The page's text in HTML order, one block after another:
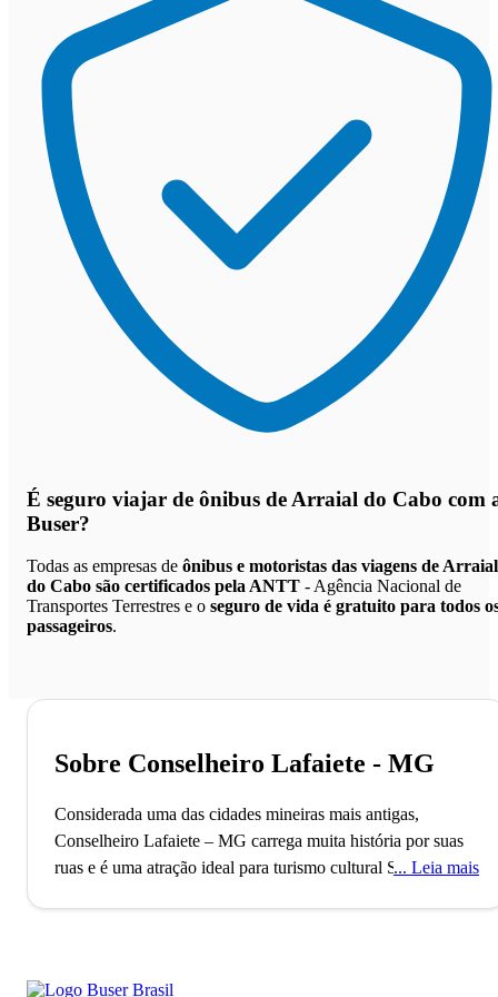
É seguro viajar de ônibus de Arraial do Cabo com
Buser?
Todas as empresas de ônibus e motoristas das viagens de Arraial
do Cabo são certificados pela ANTT - Agência Nacional de
Transportes Terrestres e o seguro de vida é gratuito para todos
passageiros.
Sobre Conselheiro Lafaiete - MG
Considerada uma das cidades mineiras mais antigas,
Conselheiro Lafaiete – MG carrega muita história por suas
ruas e é uma atração ideal para turismo cultural Situada no
Leia mais